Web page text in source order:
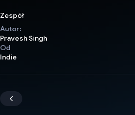
Zespół
Autor:
Pravesh Singh
Od
Indie